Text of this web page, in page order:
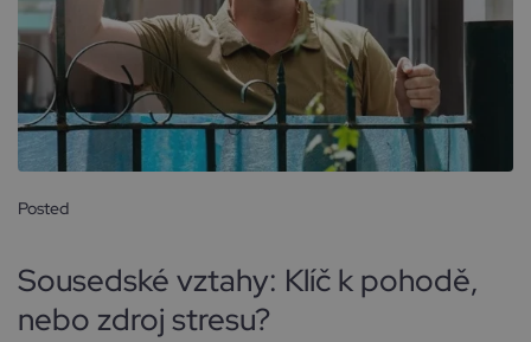
Posted
Sousedské vztahy: Klíč k pohodě,
nebo zdroj stresu?